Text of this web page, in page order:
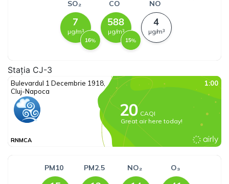
Stația CJ-3